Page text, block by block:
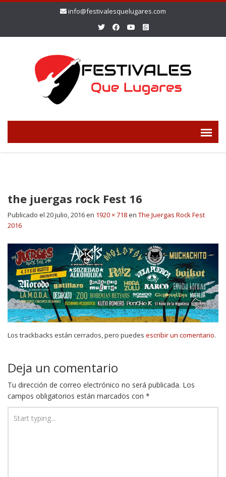
info@festivalesquelugares.com
the juergas rock Fest 16
Publicado el 20 julio, 2016en 1920 × 718en The Juergas Rock Fest
2016
Los trackbacks están cerrados, pero puedes escribir un comentario.
Deja un comentario
Tu dirección de correo electrónico no será publicada. Los
campos obligatorios están marcados con *